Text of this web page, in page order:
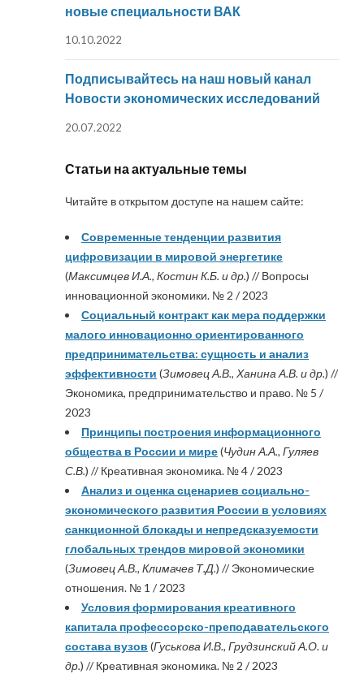
новые специальности ВАК
10.10.2022
Подписывайтесь на наш новый канал
Новости экономических исследований
20.07.2022
Статьи на актуальные темы
Читайте в открытом доступе на нашем сайте:
Современные тенденции развития
цифровизации в мировой энергетике
(Максимцев И.А., Костин К.Б. и др.) // Вопросы
инновационной экономики. № 2 / 2023
Социальный контракт как мера поддержки
малого инновационно ориентированного
предпринимательства: сущность и анализ
эффективности (Зимовец А.В., Ханина А.В. и др.) //
Экономика, предпринимательство и право. № 5 /
2023
Принципы построения информационного
общества в России и мире(Чудин А.А., Гуляев
С.В.) // Креативная экономика. № 4 / 2023
Анализ и оценка сценариев социально-
экономического развития России в условиях
санкционной блокады и непредсказуемости
глобальных трендов мировой экономики
(Зимовец А.В., Климачев Т.Д.) // Экономические
отношения. № 1 / 2023
Условия формирования креативного
капитала профессорско-преподавательского
состава вузов (Гуськова И.В., Грудзинский А.О. и
др.) // Креативная экономика. № 2 / 2023